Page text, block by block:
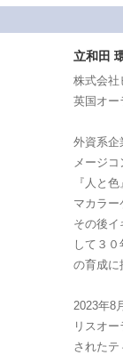
立和田
株式会社
英国オー
外資系企
メージコ
『人と
マカラー
その後イ
して３
の育成に
2023年8
リスオ
されたテ